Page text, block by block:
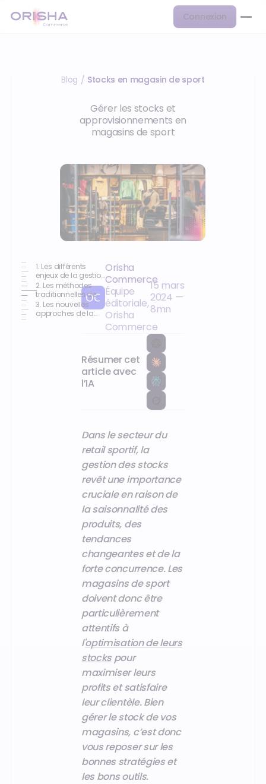
Connexion
Blog / Stocks en magasin de sport
Gérer les stocks et
approvisionnements en
magasins de sport
1. Les différents
enjeux de la gestion
des stocks dans le
retail sport
2. Les méthodes
traditionnelles de
gestion des stocks
et de
l’approvisionnement
3. Les nouvelles
approches de la
Orisha
Commerce
Équipe
éditoriale,
Orisha
Commerce
15 mars
2024 —
8mn
Résumer cet
article avec
l’IA
Dans le secteur du
retail sportif, la
gestion des stocks
revêt une importance
cruciale en raison de
la saisonnalité des
produits, des
tendances
changeantes et de la
forte concurrence. Les
magasins de sport
doivent donc être
particulièrement
attentifs à
l'optimisation de leurs
stocks pour
maximiser leurs
profits et satisfaire
leur clientèle. Bien
gérer le stock de vos
magasins, c’est donc
vous reposer sur les
bonnes stratégies et
les bons outils.